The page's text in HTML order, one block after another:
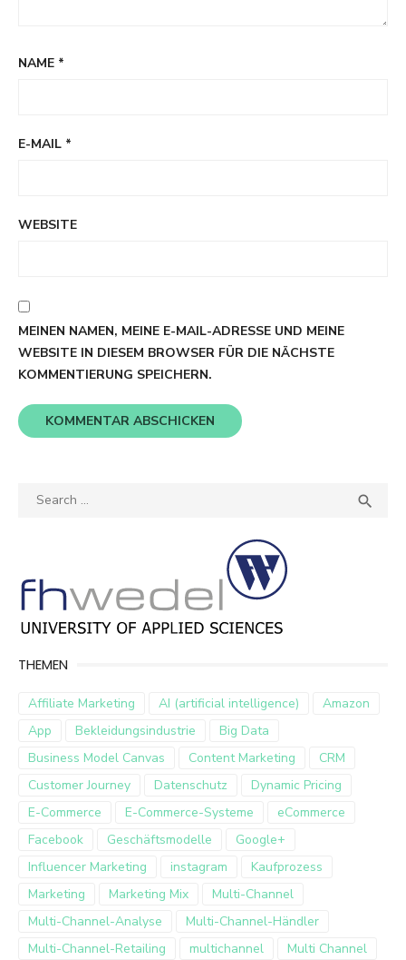
NAME *
E-MAIL *
WEBSITE
MEINEN NAMEN, MEINE E-MAIL-ADRESSE UND MEINE
WEBSITE IN DIESEM BROWSER FÜR DIE NÄCHSTE
KOMMENTIERUNG SPEICHERN.
Search

THEMEN
Affiliate Marketing AI (artificial intelligence)
Amazon
App
Bekleidungsindustrie
Big Data
Business Model Canvas
Content Marketing
CRM
Customer Journey
Datenschutz
Dynamic Pricing
E-Commerce
E-Commerce-Systeme
eCommerce
Facebook
Geschäftsmodelle
Google+
Influencer Marketing
instagram
Kaufprozess
Marketing
Marketing Mix
Multi-Channel
Multi-Channel-Analyse
Multi-Channel-Händler
Multi-Channel-Retailing
multichannel
Multi Channel